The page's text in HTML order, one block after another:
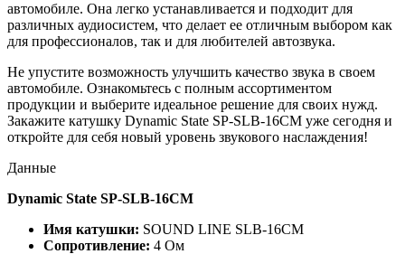
автомобиле. Она легко устанавливается и подходит для
различных аудиосистем, что делает ее отличным выбором как
для профессионалов, так и для любителей автозвука.
Не упустите возможность улучшить качество звука в своем
автомобиле. Ознакомьтесь с полным ассортиментом
продукции и выберите идеальное решение для своих нужд.
Закажите катушку Dynamic State SP-SLB-16CM уже сегодня и
откройте для себя новый уровень звукового наслаждения!
Данные
Dynamic State SP-SLB-16CM
Имя катушки: SOUND LINE SLB-16CM
Сопротивление: 4 Ом